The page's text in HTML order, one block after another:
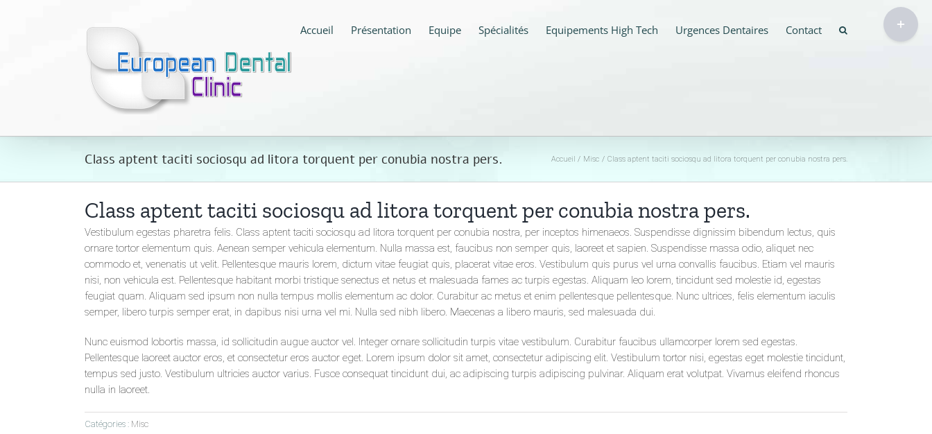
Accueil Présentation Equipe Spécialités Equipements High Tech Urgences Dentaires Contact
Class aptent taciti sociosqu ad litora torquent per conubia nostra pers. Accueil Misc Class aptent taciti sociosqu ad litora torquent per conubia nostra pers.
Class aptent taciti sociosqu ad litora torquent per conubia nostra pers.
Vestibulum egestas pharetra felis. Class aptent taciti sociosqu ad litora torquent per conubia nostra, per inceptos himenaeos. Suspendisse dignissim bibendum lectus, quis
ornare tortor elementum quis. Aenean semper vehicula elementum. Nulla massa est, faucibus non semper quis, laoreet et sapien. Suspendisse massa odio, aliquet nec
commodo et, venenatis ut velit. Pellentesque mauris lorem, dictum vitae feugiat quis, placerat vitae eros. Vestibulum quis purus vel urna convallis faucibus. Etiam vel mauris
nisi, non vehicula est. Pellentesque habitant morbi tristique senectus et netus et malesuada fames ac turpis egestas. Aliquam leo lorem, tincidunt sed molestie id, egestas
feugiat quam. Aliquam sed ipsum non nulla tempus mollis elementum ac dolor. Curabitur ac metus et enim pellentesque pellentesque. Nunc ultrices, felis elementum iaculis
semper, libero turpis semper erat, in dapibus nisi urna vel mi. Nulla sed nibh libero. Maecenas a libero mauris, sed malesuada dui.
Nunc euismod lobortis massa, id sollicitudin augue auctor vel. Integer ornare sollicitudin turpis vitae vestibulum. Curabitur faucibus ullamcorper lorem sed egestas.
Pellentesque laoreet auctor eros, et consectetur eros auctor eget. Lorem ipsum dolor sit amet, consectetur adipiscing elit. Vestibulum tortor nisi, egestas eget molestie tincidunt,
tempus sed justo. Vestibulum ultricies auctor varius. Fusce consequat tincidunt dui, ac adipiscing turpis adipiscing pulvinar. Aliquam erat volutpat. Vivamus eleifend rhoncus
nulla in laoreet.
Catégories : Misc
Bascule
de